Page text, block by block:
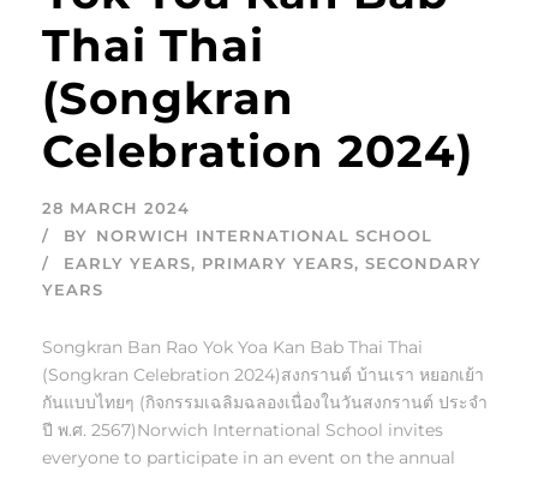
Thai Thai
(Songkran
Celebration 2024)
28 MARCH 2024
BY NORWICH INTERNATIONAL SCHOOL
EARLY YEARS, PRIMARY YEARS, SECONDARY
YEARS
Songkran Ban Rao Yok Yoa Kan Bab Thai Thai
(Songkran Celebration 2024)สงกรานต์ บ้านเรา หยอกเย้า
กันแบบไทยๆ (กิจกรรมเฉลิมฉลองเนื่องในวันสงกรานต์ ประจำ
ปี พ.ศ. 2567)Norwich International School invites
everyone to participate in an event on the annual